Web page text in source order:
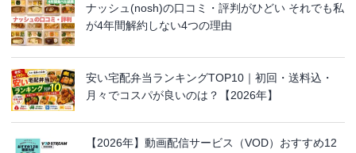
ナッシュ(nosh)の口コミ・評判がひどい それでも私
が4年間解約しない4つの理由
安い宅配弁当ランキングTOP10｜初回・送料込・
月々でコスパが良いのは？【2026年】
【2026年】動画配信サービス（VOD）おすすめ12